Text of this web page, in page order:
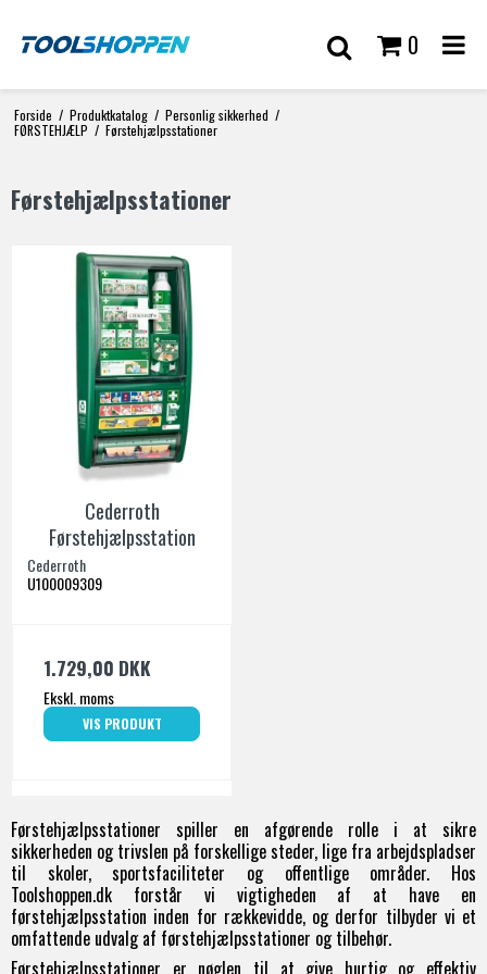
0
Forside / Produktkatalog / Personlig sikkerhed /
FØRSTEHJÆLP / Førstehjælpsstationer
Førstehjælpsstationer
Cederroth
Førstehjælpsstation
Cederroth
U100009309
1.729,00 DKK
Ekskl. moms
VIS PRODUKT
Førstehjælpsstationer spiller en afgørende rolle i at sikre
sikkerheden og trivslen på forskellige steder, lige fra arbejdspladser
til skoler, sportsfaciliteter og offentlige områder. Hos
Toolshoppen.dk forstår vi vigtigheden af at have en
førstehjælpsstation inden for rækkevidde, og derfor tilbyder vi et
omfattende udvalg af førstehjælpsstationer og tilbehør.
Førstehjælpsstationer er nøglen til at give hurtig og effektiv